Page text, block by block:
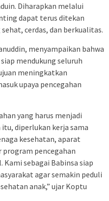
Diharapkan melalui
dapat terus ditekan
cerdas, dan berkualitas.
menyampaikan bahwa
mendukung seluruh
meningkatkan
upaya pencegahan
yang harus menjadi
diperlukan kerja sama
kesehatan, aparat
program pencegahan
sebagai Babinsa siap
agar semakin peduli
anak,” ujar Koptu